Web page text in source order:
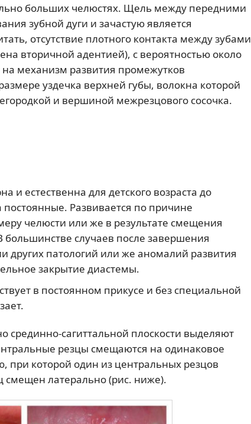
больших челюстях. Щель между передними
зубной дуги и зачастую является
отсутствие плотного контакта между зубами
вторичной адентией), с вероятностью около
механизм развития промежутков
уздечка верхней губы, волокна которой
и вершиной межрезцового сосочка.
и естественна для детского возраста до
Развивается по причине
челюсти или же в результате смещения
случаев после завершения
других патологий или же аномалий развития
закрытие диастемы.
в постоянном прикусе и без специальной
сагиттальной плоскости выделяют
резцы смещаются на одинаковое
при которой один из центральных резцов
смещен латерально (рис. ниже).